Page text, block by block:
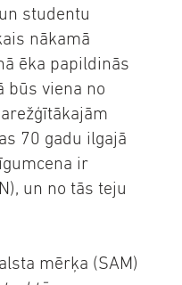
studentu
nākamā
ēka papildinās
būs viena no
70 gadu ilgajā
ir
un no tās teju
mērķa (SAM)